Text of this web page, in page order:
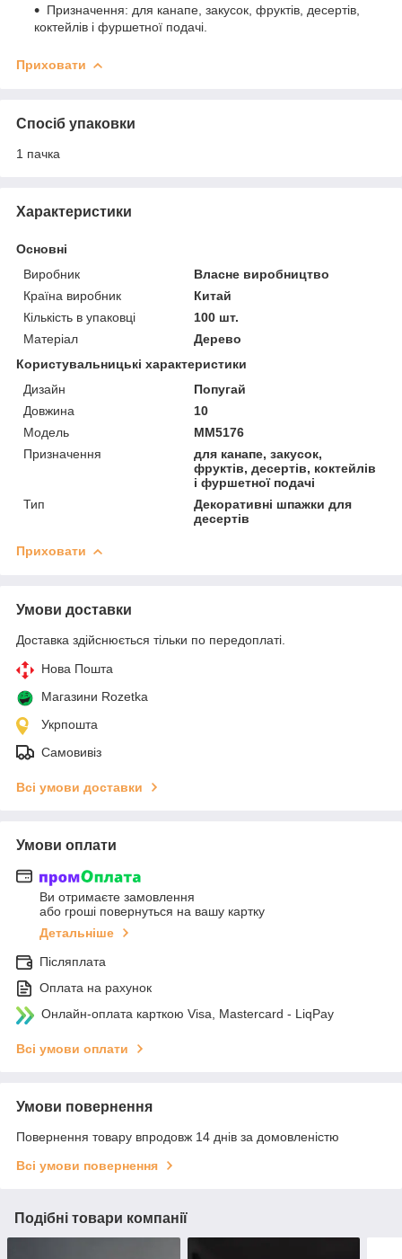
Призначення: для канапе, закусок, фруктів, десертів,
коктейлів і фуршетної подачі.
Приховати
Спосіб упаковки
1 пачка
Характеристики
Основні
Виробник
Власне виробництво
Країна виробник
Китай
Кількість в упаковці
100 шт.
Матеріал
Дерево
Користувальницькі характеристики
Дизайн
Попугай
Довжина
10
Мoдель
MM5176
Призначення
для канапе, закусок,
фруктів, десертів, коктейлів
і фуршетної подачі
Тип
Декоративні шпажки для
десертів
Приховати
Умови доставки
Доставка здійснюється тільки по передоплаті.
Нова Пошта
Магазини Rozetka
Укрпошта
Самовивіз
Всі умови доставки
Умови оплати
Ви отримаєте замовлення
або гроші повернуться на вашу картку
Детальніше
Післяплата
Оплата на рахунок
Онлайн-оплата карткою Visa, Mastercard - LiqPay
Всі умови оплати
Умови повернення
Повернення товару впродовж 14 днів за домовленістю
Всі умови повернення
Подібні товари компанії